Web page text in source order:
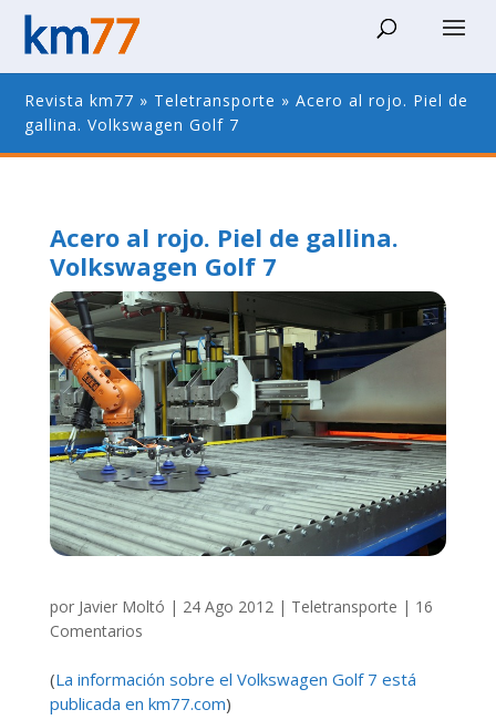
Revista km77 » Teletransporte »Acero al rojo. Piel de
gallina. Volkswagen Golf 7
Acero al rojo. Piel de gallina.
Volkswagen Golf 7
por Javier Moltó | 24 Ago 2012| Teletransporte | 16
Comentarios
(La información sobre el Volkswagen Golf 7 está
publicada en km77.com)